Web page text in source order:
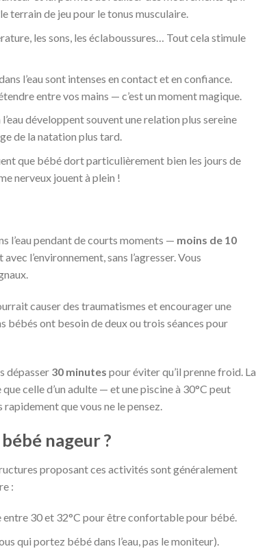
terrain de jeu pour le tonus musculaire.
les sons, les éclaboussures… Tout cela stimule
l’eau sont intenses en contact et en confiance.
entre vos mains — c’est un moment magique.
développent souvent une relation plus sereine
de la natation plus tard.
que bébé dort particulièrement bien les jours de
nerveux jouent à plein !
l’eau pendant de courts moments — moins de 10
l’environnement, sans l’agresser. Vous
causer des traumatismes et encourager une
bébés ont besoin de deux ou trois séances pour
dépasser 30 minutes pour éviter qu’il prenne froid. La
celle d’un adulte — et une piscine à 30°C peut
que vous ne le pensez.
nageur ?
proposant ces activités sont généralement
:
30 et 32°C pour être confortable pour bébé.
qui portez bébé dans l’eau, pas le moniteur).